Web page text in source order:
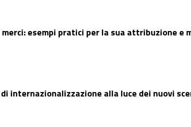
esempi pratici per la sua attribuzione e
internazionalizzazione alla luce dei nuovi